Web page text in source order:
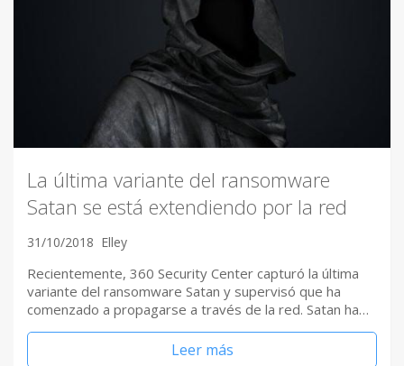
La última variante del ransomware
Satan se está extendiendo por la red
31/10/2018 Elley
Recientemente, 360 Security Center capturó la última
variante del ransomware Satan y supervisó que ha
comenzado a propagarse a través de la red. Satan ha…
Leer más